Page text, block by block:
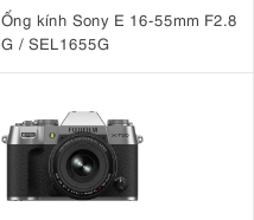
Ống kính Sony E 16-55mm F2.8
G / SEL1655G